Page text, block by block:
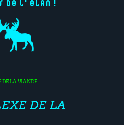
de l'élan !
DE LA VIANDE
DE LA